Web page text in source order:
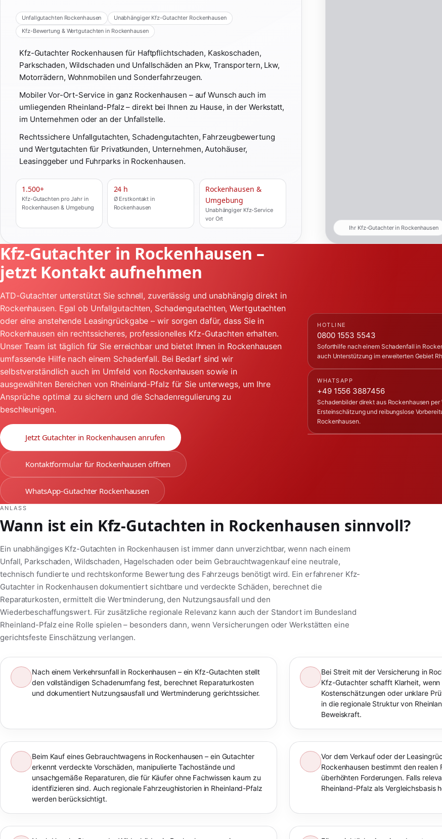
Unfallgutachten Rockenhausen
Unabhängiger Kfz-Gutachter Rockenhausen
Kfz-Bewertung & Wertgutachten in Rockenhausen
Kfz-Gutachter Rockenhausen für Haftpflichtschaden, Kaskoschaden,
Parkschaden, Wildschaden und Unfallschäden an Pkw, Transportern, Lkw,
Motorrädern, Wohnmobilen und Sonderfahrzeugen.
Mobiler Vor-Ort-Service in ganz Rockenhausen – auf Wunsch auch im
umliegenden Rheinland-Pfalz – direkt bei Ihnen zu Hause, in der Werkstatt,
im Unternehmen oder an der Unfallstelle.
Rechtssichere Unfallgutachten, Schadengutachten, Fahrzeugbewertung
und Wertgutachten für Privatkunden, Unternehmen, Autohäuser,
Leasinggeber und Fuhrparks in Rockenhausen.
1.500+
Kfz-Gutachten pro Jahr in
Rockenhausen & Umgebung
24 h
Ø Erstkontakt in
Rockenhausen
Rockenhausen &
Umgebung
Unabhängiger Kfz-Service
vor Ort
Ihr Kfz-Gutachter in Rockenhausen
Kfz-Gutachter in Rockenhausen –
jetzt Kontakt aufnehmen
ATD-Gutachter unterstützt Sie schnell, zuverlässig und unabhängig direkt in
Rockenhausen. Egal ob Unfallgutachten, Schadengutachten, Wertgutachten
oder eine anstehende Leasingrückgabe – wir sorgen dafür, dass Sie in
Rockenhausen ein rechtssicheres, professionelles Kfz-Gutachten erhalten.
Unser Team ist täglich für Sie erreichbar und bietet Ihnen in Rockenhausen
umfassende Hilfe nach einem Schadenfall. Bei Bedarf sind wir
selbstverständlich auch im Umfeld von Rockenhausen sowie in
ausgewählten Bereichen von Rheinland-Pfalz für Sie unterwegs, um Ihre
Ansprüche optimal zu sichern und die Schadenregulierung zu
beschleunigen.
Jetzt Gutachter in Rockenhausen anrufen
Kontaktformular für Rockenhausen öffnen
WhatsApp-Gutachter Rockenhausen
HOTLINE
0800 1553 5543
Soforthilfe nach einem Schadenfall in
auch Unterstützung im erweiterten Gebiet
WHATSAPP
+49 1556 3887456
Schadenbilder direkt aus Rockenhausen
Ersteinschätzung und reibungslose
Rockenhausen.
ANLASS
Wann ist ein Kfz-Gutachten in Rockenhausen sinnvoll?
Ein unabhängiges Kfz-Gutachten in Rockenhausen ist immer dann unverzichtbar, wenn nach einem
Unfall, Parkschaden, Wildschaden, Hagelschaden oder beim Gebrauchtwagenkauf eine neutrale,
technisch fundierte und rechtskonforme Bewertung des Fahrzeugs benötigt wird. Ein erfahrener Kfz-
Gutachter in Rockenhausen dokumentiert sichtbare und verdeckte Schäden, berechnet die
Reparaturkosten, ermittelt die Wertminderung, den Nutzungsausfall und den
Wiederbeschaffungswert. Für zusätzliche regionale Relevanz kann auch der Standort im Bundesland
Rheinland-Pfalz eine Rolle spielen – besonders dann, wenn Versicherungen oder Werkstätten eine
gerichtsfeste Einschätzung verlangen.
Nach einem Verkehrsunfall in Rockenhausen – ein Kfz-Gutachten stellt
den vollständigen Schadenumfang fest, berechnet Reparaturkosten
und dokumentiert Nutzungsausfall und Wertminderung gerichtssicher.
Bei Streit mit der Versicherung in
Kfz-Gutachter schafft Klarheit,
Kostenschätzungen oder unklare
in die regionale Struktur von
Beweiskraft.
Beim Kauf eines Gebrauchtwagens in Rockenhausen – ein Gutachter
erkennt verdeckte Vorschäden, manipulierte Tachostände und
unsachgemäße Reparaturen, die für Käufer ohne Fachwissen kaum zu
identifizieren sind. Auch regionale Fahrzeughistorien in Rheinland-Pfalz
werden berücksichtigt.
Vor dem Verkauf oder der
Rockenhausen bestimmt den
überhöhten Forderungen. Falls
Rheinland-Pfalz als Vergleichsbasis